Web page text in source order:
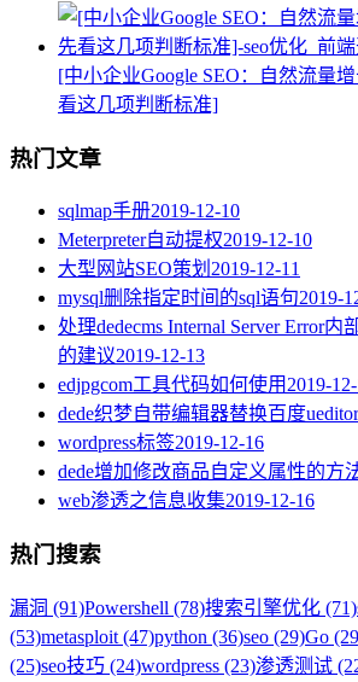
[中小企业Google SEO：自然流量
看这几项判断标准]
热门文章
sqlmap手册2019-12-10
Meterpreter自动提权2019-12-10
大型网站SEO策划 2019-12-11
mysql删除指定时间的sql语句2019-
处理dedecms Internal Server Error
的建议2019-12-13
edjpgcom工具代码如何使用 2019-
dede织梦自带编辑器替换百度
wordpress标签2019-12-16
dede增加修改商品自定义属性的方
web渗透之信息收集2019-12-16
热门搜索
漏洞 (91)Powershell (78)搜索引擎优化 (71)
(53)metasploit (47)python (36)seo (29)Go
(25)seo技巧 (24)wordpress (23)渗透测试